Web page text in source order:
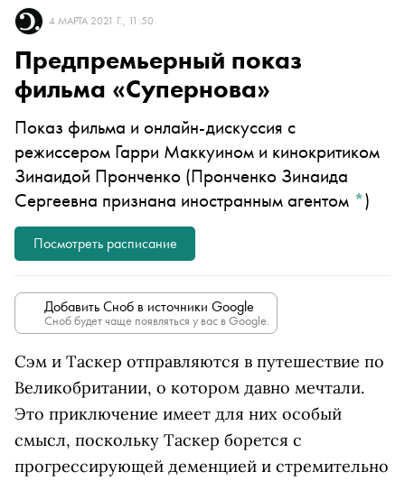
4 МАРТА 2021 Г., 11:50
Предпремьерный показ
фильма «Супернова»
Показ фильма и онлайн-дискуссия с
режиссером Гарри Маккуином и кинокритиком
Зинаидой Пронченко (Пронченко Зинаида
Сергеевна признана иностранным агентом *)
Посмотреть расписание
Добавить Сноб в источники Google
Сноб будет чаще появляться у вас в Google.
Сэм и Таскер отправляются в путешествие по
Великобритании, о котором давно мечтали.
Это приключение имеет для них особый
смысл, поскольку Таскер борется с
прогрессирующей деменцией и стремительно